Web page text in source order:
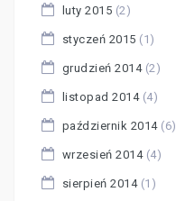
luty 2015 (2)
styczeń 2015 (1)
grudzień 2014(2)
listopad 2014(4)
październik 2014(6)
wrzesień 2014(4)
sierpień 2014(1)